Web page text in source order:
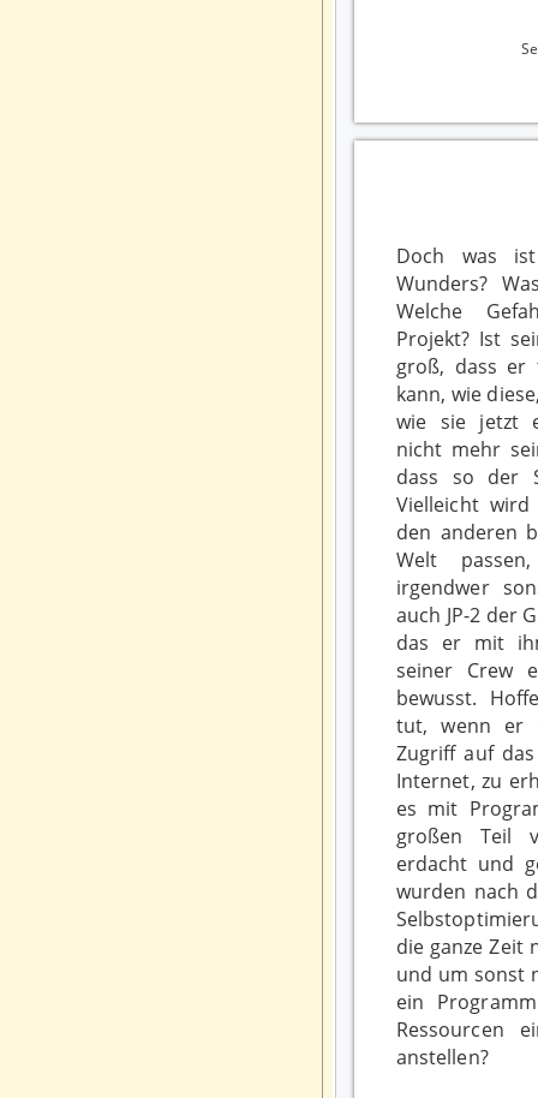
Doch was
Wunders?
Welche
Projekt? Ist
groß, dass er
kann, wie
wie sie jetzt
nicht mehr
dass so der
Vielleicht
den anderen
Welt
irgendwer
auch JP-2 der
das er mit
seiner Crew
bewusst.
tut, wenn er
Zugriff auf
Internet, zu
es mit
großen Teil
erdacht und
wurden nach
die ganze Zeit
und um sonst
ein
Ressourcen
anstellen?